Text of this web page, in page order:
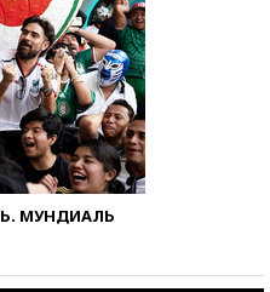
МУНДИАЛЬ